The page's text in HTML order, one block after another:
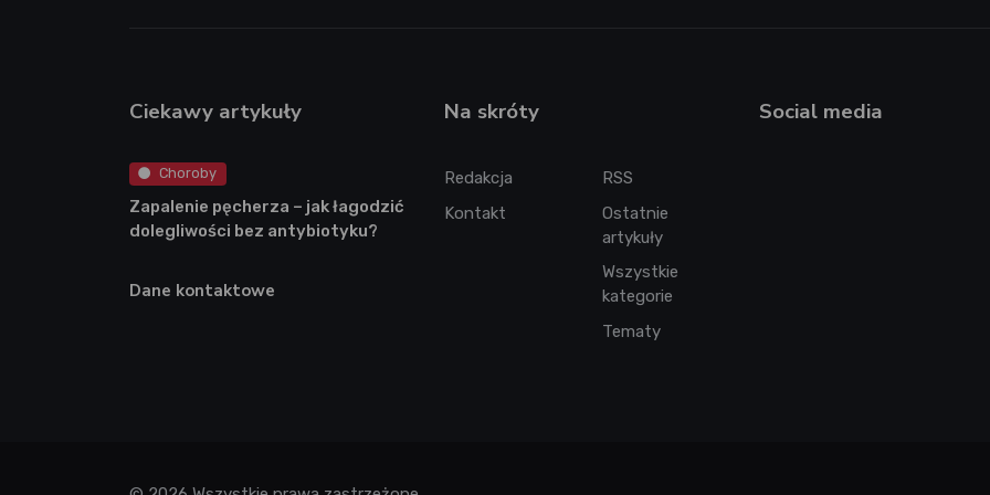
Ciekawy artykuły
Choroby
Zapalenie pęcherza – jak łagodzić
dolegliwości bez antybiotyku?
Dane kontaktowe
Na skróty
Redakcja
Kontakt
RSS
Ostatnie
artykuły
Wszystkie
kategorie
Tematy
Social media